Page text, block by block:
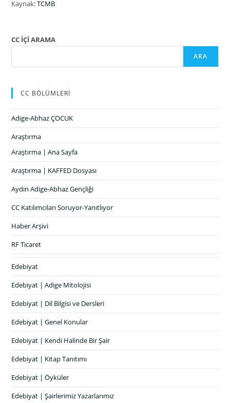
Kaynak:TCMB
CC İÇİ ARAMA
ARA
CC BÖLÜMLERİ
Adige-Abhaz ÇOCUK
Araştırma
Araştırma | Ana Sayfa
Araştırma | KAFFED Dosyası
Aydın Adige-Abhaz Gençliği
CC Katılımcıları Soruyor-Yanıtlıyor
Haber Arşivi
RF Ticaret
Edebiyat
Edebiyat | Adige Mitolojisi
Edebiyat | Dil Bilgisi ve Dersleri
Edebiyat | Genel Konular
Edebiyat | Kendi Halinde Bir Şair
Edebiyat | Kitap Tanıtımı
Edebiyat | Öyküler
Edebiyat | Şairlerimiz Yazarlarımız